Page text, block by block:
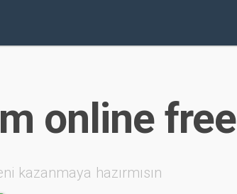
online free
kazanmaya hazırmısın